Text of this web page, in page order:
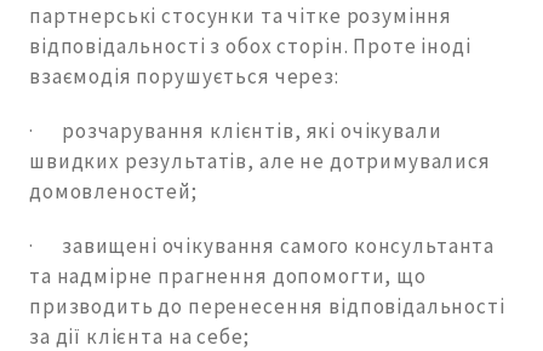
партнерські стосунки та чітке розуміння
відповідальності з обох сторін. Проте іноді
взаємодія порушується через:
· розчарування клієнтів, які очікували
швидких результатів, але не дотримувалися
домовленостей;
· завищені очікування самого консультанта
та надмірне прагнення допомогти, що
призводить до перенесення відповідальності
за дії клієнта на себе;